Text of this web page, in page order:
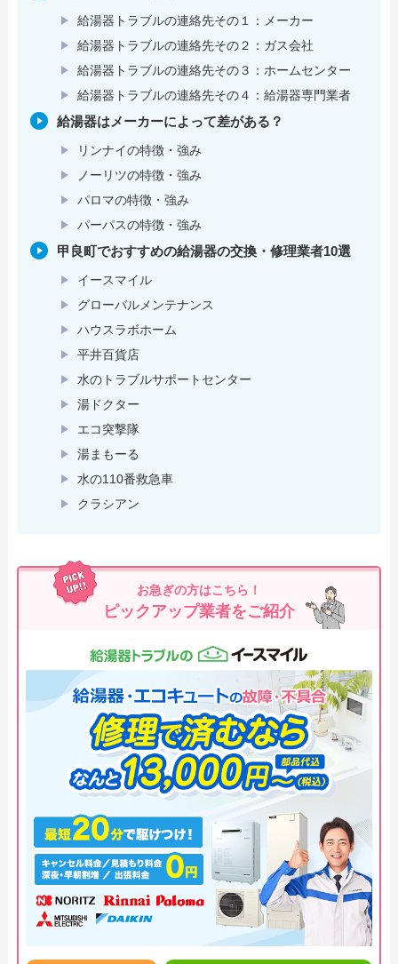
給湯器トラブルの連絡先その１：メーカー
給湯器トラブルの連絡先その２：ガス会社
給湯器トラブルの連絡先その３：ホームセンター
給湯器トラブルの連絡先その４：給湯器専門業者
給湯器はメーカーによって差がある？
リンナイの特徴・強み
ノーリツの特徴・強み
パロマの特徴・強み
パーパスの特徴・強み
甲良町でおすすめの給湯器の交換・修理業者10選
イースマイル
グローバルメンテナンス
ハウスラボホーム
平井百貨店
水のトラブルサポートセンター
湯ドクター
エコ突撃隊
湯まもーる
水の110番救急車
クラシアン
お急ぎの方はこちら！
ピックアップ業者をご紹介